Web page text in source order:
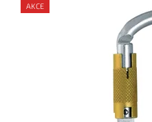
AKCE